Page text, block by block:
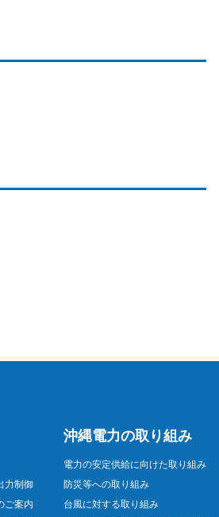
力制御
ご案内
沖縄電力の取り組み
電力の安定供給に向けた取り組み
防災等への取り組み
台風に対する取り組み